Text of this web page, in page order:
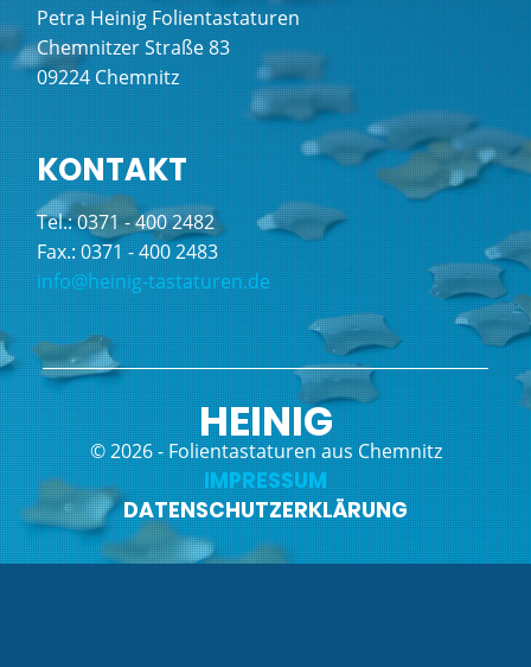
Petra Heinig Folientastaturen
Chemnitzer Straße 83
09224 Chemnitz
KONTAKT
Tel.: 0371 - 400 2482
Fax.: 0371 - 400 2483
info@heinig-tastaturen.de
HEINIG
© 2026 - Folientastaturen aus Chemnitz
Navigation
überspringen
IMPRESSUM
DATENSCHUTZERKLÄRUNG